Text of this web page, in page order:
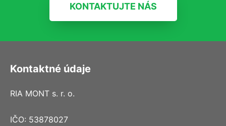
KONTAKTUJTE NÁS
Kontaktné údaje
RIA MONT s. r. o.
IČO: 53878027